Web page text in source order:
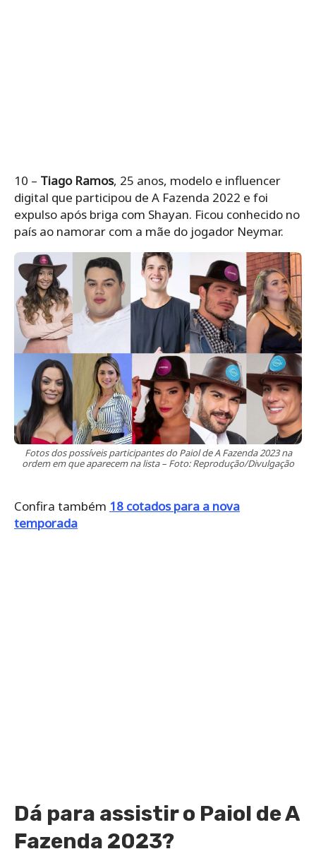
10 – Tiago Ramos, 25 anos, modelo e influencer
digital que participou de A Fazenda 2022 e foi
expulso após briga com Shayan. Ficou conhecido no
país ao namorar com a mãe do jogador Neymar.
Fotos dos possíveis participantes do Paiol de A Fazenda 2023 na
ordem em que aparecem na lista – Foto: Reprodução/Divulgação
Confira também 18 cotados para a nova
temporada
Dá para assistir o Paiol de A
Fazenda 2023?